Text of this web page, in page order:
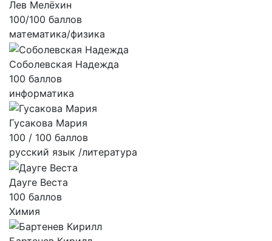
Лев Мелёхин
100/100 баллов
математика/физика
Соболевская Надежда
100 баллов
информатика
Гусакова Мария
100 / 100 баллов
русский язык /литература
Дауге Веста
100 баллов
Химия